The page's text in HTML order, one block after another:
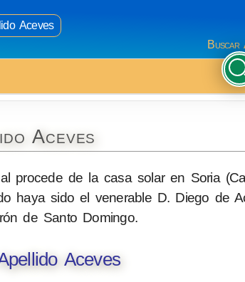
Aceves
Buscar
Aceves
procede de la casa solar en Soria
haya sido el venerable D. Diego de
de Santo Domingo.
Aceves